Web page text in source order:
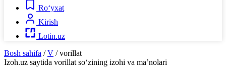
Ro‘yxat
Kirish
Lotin.uz
Bosh sahifa / V / vorillat
Izoh.uz saytida vorillat so‘zining izohi va ma’nolari